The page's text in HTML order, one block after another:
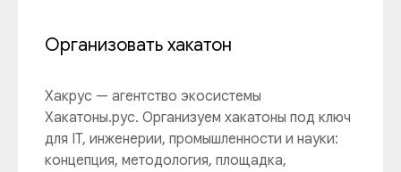
Организовать хакатон
Хакрус — агентство экосистемы
Хакатоны.рус. Организуем хакатоны под ключ
для IT, инженерии, промышленности и науки:
концепция, методология, площадка,